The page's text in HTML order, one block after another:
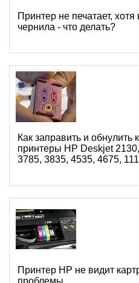
Принтер не печатает,
чернила - что делать?
Как заправить и обнулить
принтеры HP Deskjet
3785, 3835, 4535, 4675,
Принтер HP не видит